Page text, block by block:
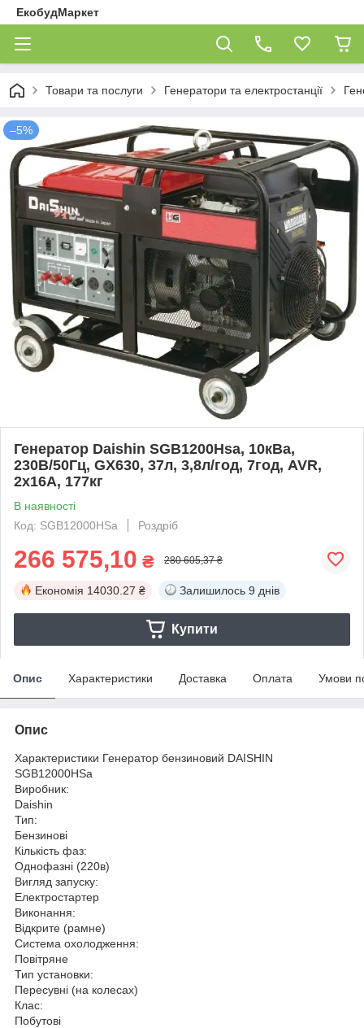
ЕкобудМаркет
Товари та послуги Генератори та електростанції
–5%
Генератор Daishin SGB1200Hsa, 10кВа,
230В/50Гц, GX630, 37л, 3,8л/год, 7год, AVR,
2х16А, 177кг
В наявності
Код: SGB12000HSa
Роздріб
266 575,10 ₴ 280 605,37 ₴
Економія 14030.27 ₴ Залишилось 9 днів
Купити
Опис Характеристики Доставка Оплата Умови
Опис
Характеристики Генератор бензиновий DAISHIN
SGB12000HSa
Виробник:
Daishin
Тип:
Бензинові
Кількість фаз:
Однофазні (220в)
Вигляд запуску:
Електростартер
Виконання:
Відкрите (рамне)
Система охолодження:
Повітряне
Тип установки:
Пересувні (на колесах)
Клас:
Побутові